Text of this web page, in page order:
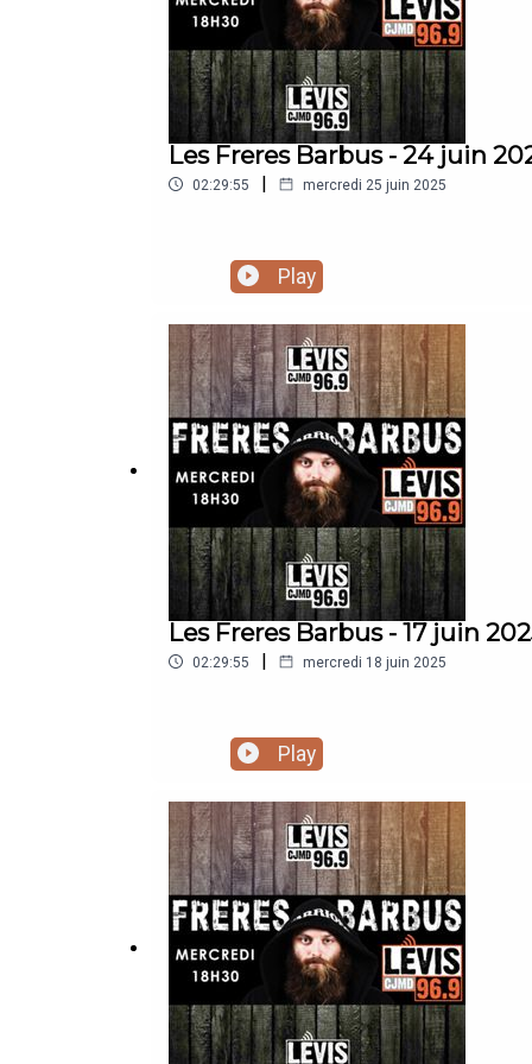
Les Freres Barbus - 24 juin
02:29:55 | mercredi 25 juin 2025
Play
Les Freres Barbus - 17 juin
02:29:55 | mercredi 18 juin 2025
Play